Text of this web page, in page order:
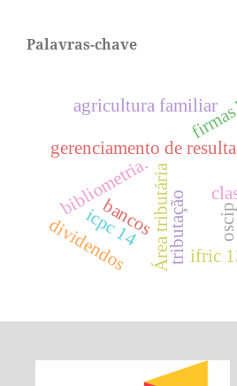
Palavras-chave
Área tributáriatributação
gerenciamento de
agricultura familiar
bibliometria.
bancos oscip
ifric
icpc 14
dividendos